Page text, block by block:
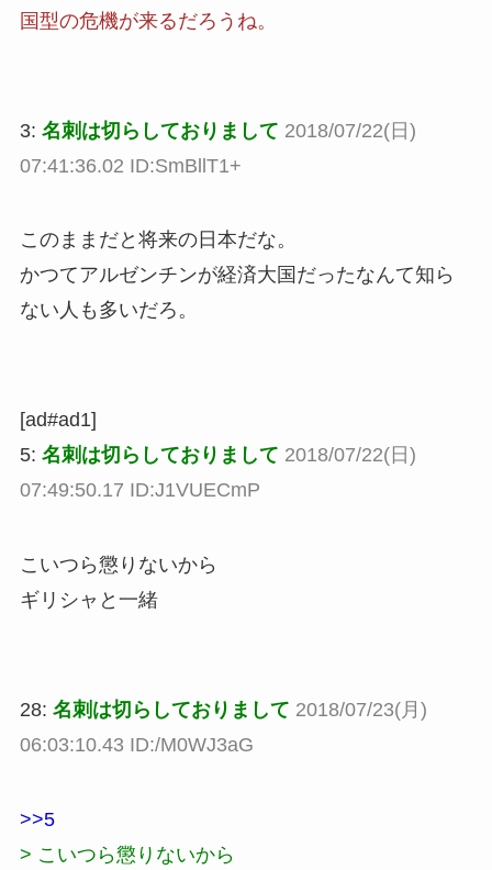
国型の危機が来るだろうね。
3: 名刺は切らしておりまして 2018/07/22(日)
07:41:36.02 ID:SmBllT1+
このままだと将来の日本だな。
かつてアルゼンチンが経済大国だったなんて知ら
ない人も多いだろ。
[ad#ad1]
5: 名刺は切らしておりまして 2018/07/22(日)
07:49:50.17 ID:J1VUECmP
こいつら懲りないから
ギリシャと一緒
28: 名刺は切らしておりまして 2018/07/23(月)
06:03:10.43 ID:/M0WJ3aG
>>5
> こいつら懲りないから